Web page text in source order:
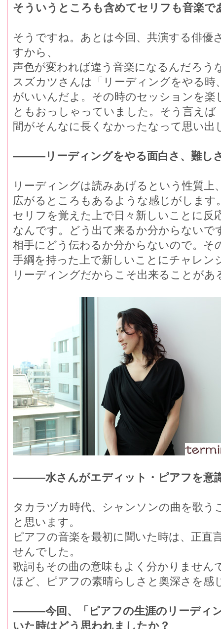
そういうところも含めてセリフも音楽
そうですね。あとは今回、共演する俳優
すから、
声色が変われば違う音楽になるんだろう
スズカツさんは「リーディングをやる
がいいんだよ。その時のセッションを楽
ともおっしゃっていました。そう言えば
間がそんなに長くなかったなって思い出
―――リーディングをやる面白さ、難し
リーディングは読みあげるという性質上
広がるところもあるような感じがします
セリフを覚えた上で日々新しいことに反
なんです。どう出て来るか分からないで
相手にどう伝わるか分からないので。そ
手綱を持った上で新しいことにチャレン
リーディングだからこそ出来ることが
―――水さんがエディット・ピアフを意
タカラヅカ時代、シャンソンの曲を歌
と思います。
ピアフの音楽を最初に聞いた時は、正直
せんでした。
歌詞もその曲の意味もよく分かりません
ほど、ピアフの素晴らしさと奥深さを感
―――今回、「ピアフの生涯のリーディ
いた時はどう思われましたか？